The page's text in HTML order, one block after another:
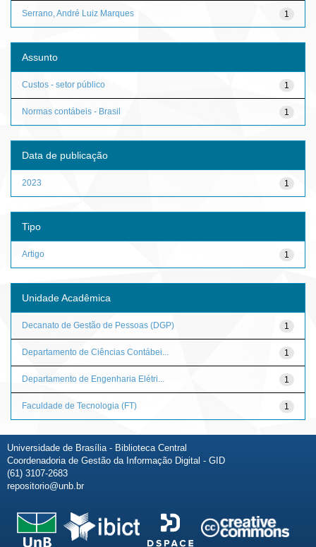
1
Serrano, André Luiz Marques
Assunto
1
Custos - setor público
1
Normas contábeis - Brasil
Data de publicação
1
2023
Tipo
1
Artigo
Unidade Acadêmica
1
Decanato de Gestão de Pessoas (DGP)
1
Departamento de Ciências Contábei...
1
Departamento de Engenharia Elétri...
1
Faculdade de Tecnologia (FT)
Universidade de Brasília - Biblioteca Central
Coordenadoria de Gestão da Informação Digital - GID
(61) 3107-2683
repositorio@unb.br